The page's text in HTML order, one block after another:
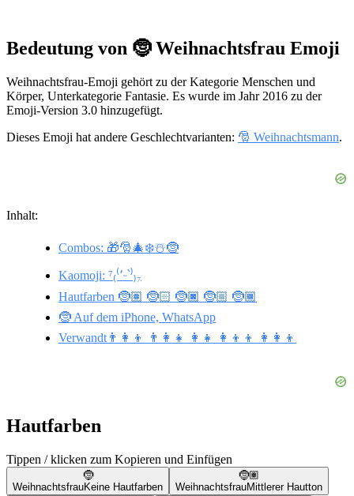
Bedeutung von 🤶 Weihnachtsfrau Emoji
Weihnachtsfrau-Emoji gehört zu der Kategorie Menschen und
Körper, Unterkategorie Fantasie. Es wurde im Jahr 2016 zu der
Emoji-Version 3.0 hinzugefügt.
Dieses Emoji hat andere Geschlechtvarianten: 🎅 Weihnachtsmann.
Inhalt:
Combos: 🎁🎅🎄❄️☃️🤶
Kaomoji: ⁷₍⁽՚ᵕ՝⁾₎₇
Hautfarben 🤶🏽 🤶🏻 🤶🏿 🤶🏼 🤶🏾
🤶 Auf dem iPhone, WhatsApp
Verwandt👨‍👩‍👦 👨‍👩‍👧 👩‍👧 👩‍👦‍👦 👩‍👩‍👦
Hautfarben
Tippen / klicken zum Kopieren und Einfügen
🤶
WeihnachtsfrauKeine Hautfarben
🤶🏽
WeihnachtsfrauMittlerer Hautton